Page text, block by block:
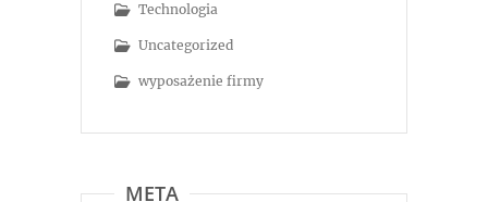
Technologia
Uncategorized
wyposażenie firmy
META